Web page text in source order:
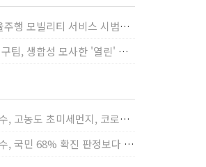
서울대 컨소시엄, '자율주행 모빌리티 서비스 시범사업' 수행
화학부 박승범 교수 연구팀, 생합성 모사한 '열린' 비타민 B3 합성법 개발
예방의학과 홍윤철 교수, 고농도 초미세먼지, 코로나19 발병률·치명률 높인다
보건대학원 유명순 교수, 국민 68% 확진 판정보다 걸렸단 이유로 비난받는 걸 더 두려해